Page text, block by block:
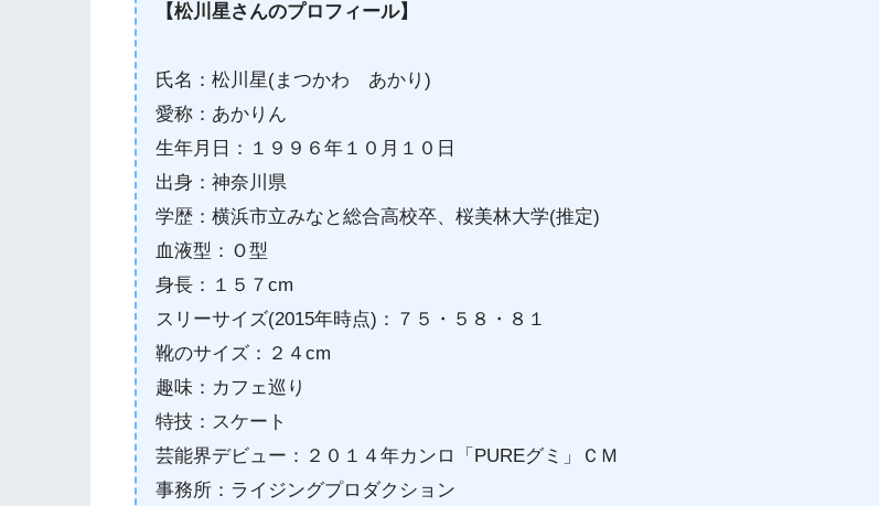
【松川星さんのプロフィール】
氏名：松川星(まつかわ あかり)
愛称：あかりん
生年月日：１９９６年１０月１０日
出身：神奈川県
学歴：横浜市立みなと総合高校卒、桜美林大学(推定)
血液型：Ｏ型
身長：１５７cm
スリーサイズ(2015年時点)：７５・５８・８１
靴のサイズ：２４cm
趣味：カフェ巡り
特技：スケート
芸能界デビュー：２０１４年カンロ「PUREグミ」ＣＭ
事務所：ライジングプロダクション